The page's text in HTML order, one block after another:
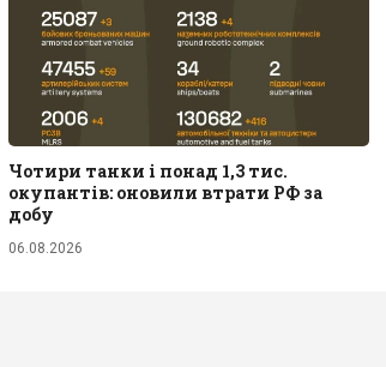
Чотири танки і понад 1,3 тис.
окупантів: оновили втрати РФ за
добу
06.08.2026